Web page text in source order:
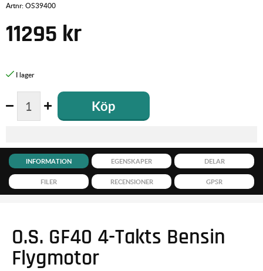
Artnr:OS39400
11295 kr
Köp
INFORMATION EGENSKAPER DELAR
FILER RECENSIONER GPSR
O.S. GF40 4-Takts Bensin
Flygmotor